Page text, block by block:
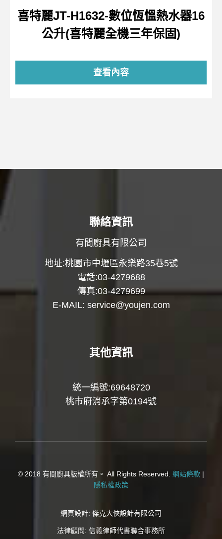
喜特麗JT-H1632-數位恆慍熱水器16
公升(喜特麗全機三年保固)
查看內容
聯絡資訊
有間廚具有限公司
地址:桃園市中壢區永樂路35巷5號
電話:03-4279688
傳真:03-4279699
E-MAIL: service@youjen.com
其他資訊
統一編號:69648720
桃市府消承字第0194號
© 2018 有間廚具版權所有。 All Rights Reserved. 網站條款 |
隱私權政策
網頁設計: 傑克大俠設計有限公司
法律顧問: 信義律師代書聯合事務所